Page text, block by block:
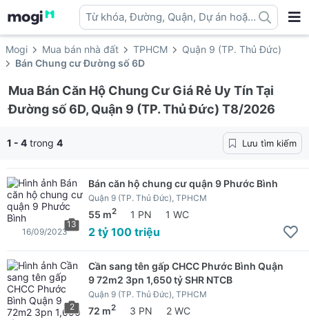
Từ khóa, Đường, Quận, Dự án hoặc
địa danh ...
Mogi Mua bán nhà đất TPHCM
Quận 9 (TP. Thủ Đức)
Bán Chung cư Đường số 6D
Mua Bán Căn Hộ Chung Cư Giá Rẻ Uy Tín Tại
Đường số 6D, Quận 9 (TP. Thủ Đức) T8/2026
1 - 4 trong 4 Lưu tìm kiếm
13
Bán căn hộ chung cư quận 9 Phước Bình
Quận 9 (TP. Thủ Đức), TPHCM
55 m2 1 PN 1 WC
2 tỷ 100 triệu
16/09/2023
2
Cần sang tên gấp CHCC Phước Bình Quận
9 72m2 3pn 1,650 tỷ SHR NTCB
Quận 9 (TP. Thủ Đức), TPHCM
72 m2 3 PN 2 WC